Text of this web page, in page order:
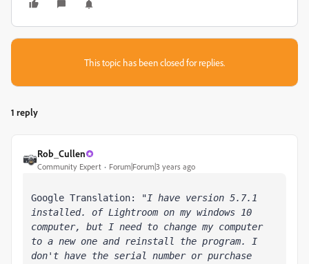
This topic has been closed for replies.
1 reply
Rob_Cullen
Community Expert Forum|Forum|3 years ago
Google Translation:
"I have version 5.7.1
installed. of Lightroom on my windows 10
computer, but I need to change my computer
to a new one and reinstall the program. I
don't have the serial number or purchase